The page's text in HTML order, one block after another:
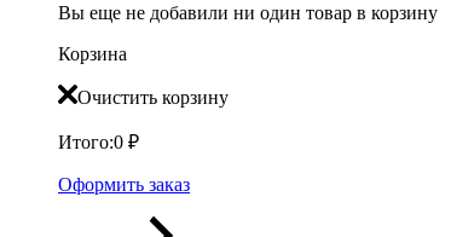
Вы еще не добавили ни один товар в корзину
Корзина
Очистить корзину
Итого:0 ₽
Оформить заказ